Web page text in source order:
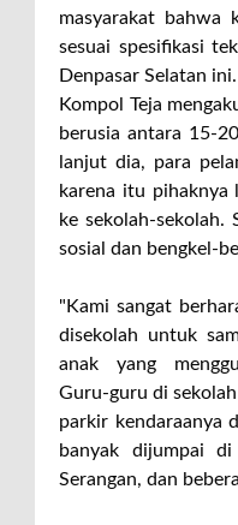
masyarakat bahwa
sesuai spesifikasi
Denpasar Selatan ini.
Kompol Teja
berusia antara 15-
lanjut dia, para
karena itu pihaknya
ke sekolah-sekolah.
sosial dan bengkel-
"Kami sangat
disekolah untuk
anak yang
Guru-guru di
parkir kendaraanya
banyak dijumpai
Serangan, dan